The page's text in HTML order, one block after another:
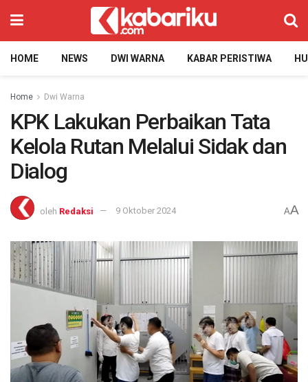
HOME NEWS DWI WARNA KABAR PERISTIWA
Home Dwi Warna
KPK Lakukan Perbaikan Tata
Kelola Rutan Melalui Sidak dan
Dialog
oleh Redaksi 9 Oktober 2024 AA